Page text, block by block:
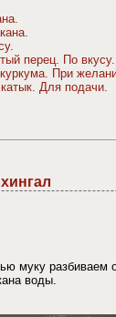
перец. По вкусу.
При
Для подачи.
муку разбиваем
воды.